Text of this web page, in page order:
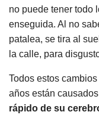
no puede tener todo
enseguida. Al no
patalea, se tira al
la calle, para
Todos estos
años están
rápido de su